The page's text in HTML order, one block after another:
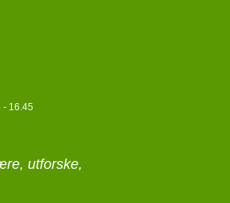
- 16.45
utforske,